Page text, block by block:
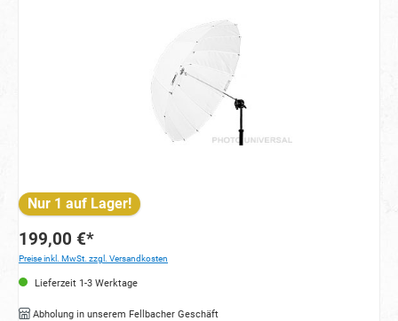
Nur 1 auf Lager!
199,00 €*
Preise inkl. MwSt. zzgl. Versandkosten
Lieferzeit 1-3 Werktage
Abholung in unserem Fellbacher Geschäft